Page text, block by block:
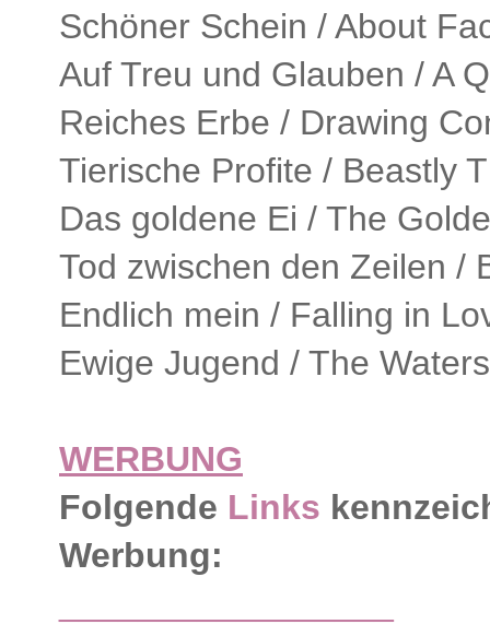
Schöner Schein / About
Auf Treu und Glauben / A
Reiches Erbe / Drawing
Tierische Profite / Beastly
Das goldene Ei / The
Tod zwischen den Zeilen /
Endlich mein / Falling in
Ewige Jugend / The
WERBUNG
Folgende Links
Werbung: